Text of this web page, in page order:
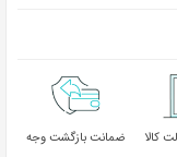
کالا ضمانت بازگشت وجه